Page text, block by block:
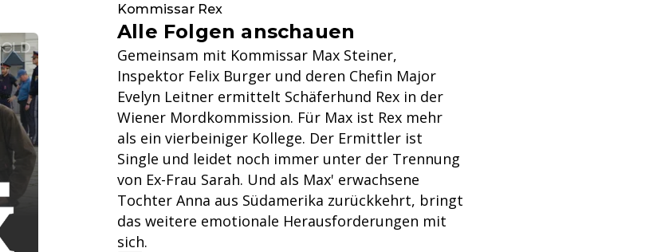
Kommissar Rex
Alle Folgen anschauen
Gemeinsam mit Kommissar Max Steiner,
Inspektor Felix Burger und deren Chefin Major
Evelyn Leitner ermittelt Schäferhund Rex in der
Wiener Mordkommission. Für Max ist Rex mehr
als ein vierbeiniger Kollege. Der Ermittler ist
Single und leidet noch immer unter der Trennung
von Ex-Frau Sarah. Und als Max' erwachsene
Tochter Anna aus Südamerika zurückkehrt, bringt
das weitere emotionale Herausforderungen mit
sich.